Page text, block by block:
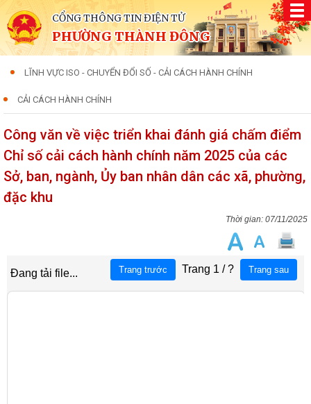
CỔNG THÔNG TIN ĐIỆN TỬ
PHƯỜNG THÀNH ĐÔNG
LĨNH VỰC ISO - CHUYỂN ĐỔI SỐ - CẢI CÁCH HÀNH CHÍNH
CẢI CÁCH HÀNH CHÍNH
Công văn về việc triển khai đánh giá chấm điểm
Chỉ số cải cách hành chính năm 2025 của các
Sở, ban, ngành, Ủy ban nhân dân các xã, phường,
đặc khu
07/11/2025